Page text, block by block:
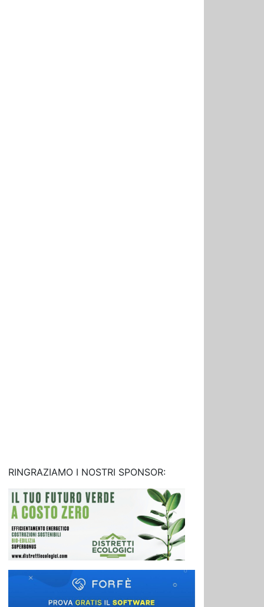
RINGRAZIAMO I NOSTRI SPONSOR: